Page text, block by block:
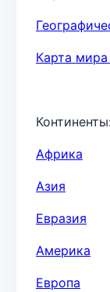
Карта
Африка
Азия
Евразия
Америка
Европа